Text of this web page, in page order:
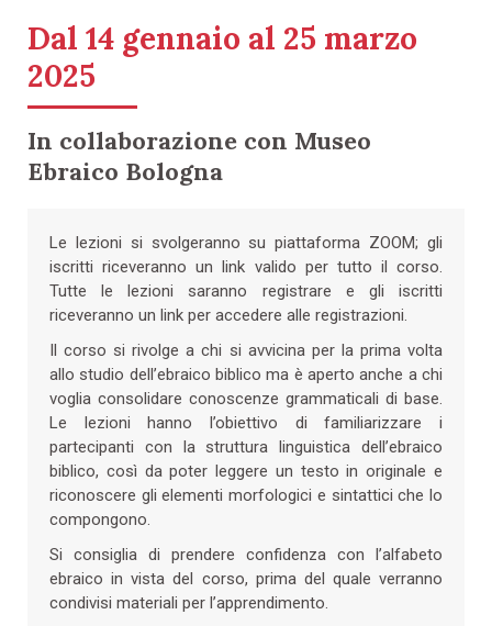
Dal 14 gennaio al 25 marzo
2025
In collaborazione con Museo
Ebraico Bologna
Le lezioni si svolgeranno su piattaforma ZOOM; gli
iscritti riceveranno un link valido per tutto il corso.
Tutte le lezioni saranno registrare e gli iscritti
riceveranno un link per accedere alle registrazioni.
Il corso si rivolge a chi si avvicina per la prima volta
allo studio dell’ebraico biblico ma è aperto anche a chi
voglia consolidare conoscenze grammaticali di base.
Le lezioni hanno l’obiettivo di familiarizzare i
partecipanti con la struttura linguistica dell’ebraico
biblico, così da poter leggere un testo in originale e
riconoscere gli elementi morfologici e sintattici che lo
compongono.
Si consiglia di prendere confidenza con l’alfabeto
ebraico in vista del corso, prima del quale verranno
condivisi materiali per l’apprendimento.